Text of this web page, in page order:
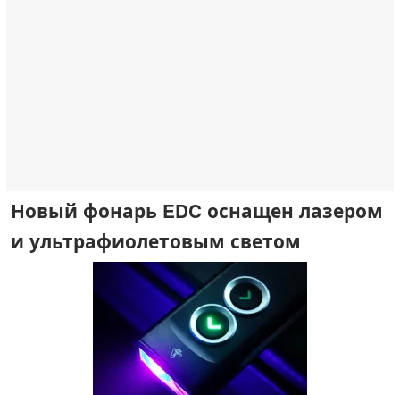
Новый фонарь EDC оснащен лазером
и ультрафиолетовым светом